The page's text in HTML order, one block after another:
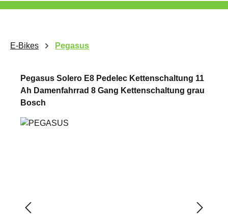
E-Bikes Pegasus
Pegasus Solero E8 Pedelec Kettenschaltung 11
Ah Damenfahrrad 8 Gang Kettenschaltung grau
Bosch